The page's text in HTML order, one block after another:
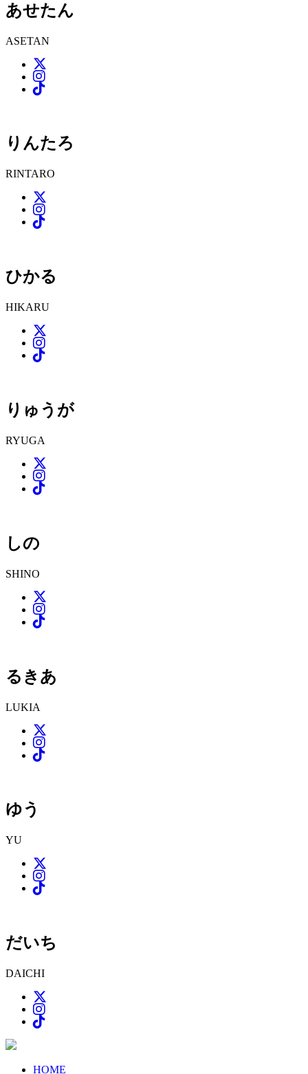
あせたん
ASETAN
りんたろ
RINTARO
ひかる
HIKARU
りゅうが
RYUGA
しの
SHINO
るきあ
LUKIA
ゆう
YU
だいち
DAICHI
HOME